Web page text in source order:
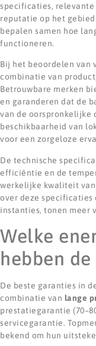
specificaties,
reputatie op het
bepalen samen hoe
functioneren.
Bij het beoordelen van
combinatie van
Betrouwbare merken
en garanderen dat de
van de oorspronkelijke
beschikbaarheid van
voor een zorgeloze
De technische
efficiëntie en de
werkelijke kwaliteit
over deze
instanties, tonen meer
Welke
hebben de
De beste garanties in
combinatie van lange
prestatiegarantie
servicegarantie.
bekend om hun